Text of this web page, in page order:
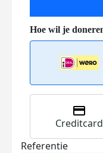
Creditcard
Referentie